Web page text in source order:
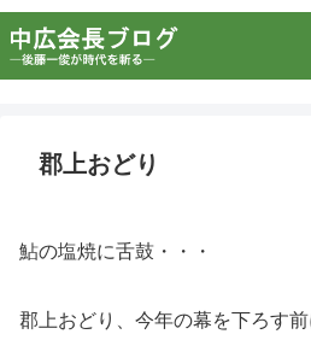
郡上おどり
鮎の塩焼に舌鼓・・・
郡上おどり、今年の幕を下ろす